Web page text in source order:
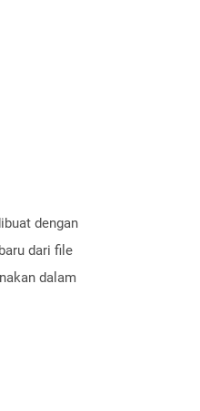
dengan
dari file
dalam